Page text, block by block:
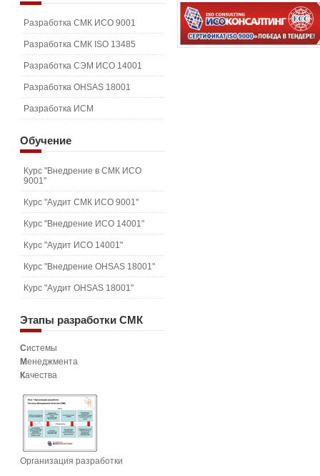
Разработка СМК ИСО 9001
Разработка СМК ISO 13485
Разработка СЭМ ИСО 14001
Разработка OHSAS 18001
Разработка ИСМ
Обучение
Курс "Внедрение в СМК ИСО
9001"
Курс "Аудит СМК ИСО 9001"
Курс "Внедрение ИСО 14001"
Курс "Аудит ИСО 14001"
Курс "Внедрение OHSAS 18001"
Курс "Аудит OHSAS 18001"
Этапы разработки СМК
Системы
Менеджмента
Качества
Организация разработки